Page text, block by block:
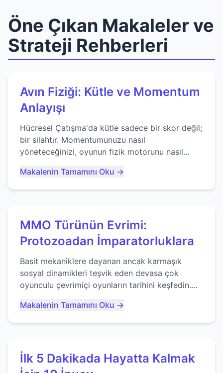
Öne Çıkan Makaleler ve
Strateji Rehberleri
Avın Fiziği: Kütle ve Momentum
Anlayışı
Hücresel Çatışma'da kütle sadece bir skor değil;
bir silahtır. Momentumunuzu nasıl
yöneteceğinizi, oyunun fizik motorunu nasıl
ustalaşacağınızı öğrenin...
Makalenin Tamamını Oku →
MMO Türünün Evrimi:
Protozoadan İmparatorluklara
Basit mekaniklere dayanan ancak karmaşık
sosyal dinamikleri teşvik eden devasa çok
oyunculu çevrimiçi oyunların tarihini keşfedin.
Makalenin Tamamını Oku →
İlk 5 Dakikada Hayatta Kalmak